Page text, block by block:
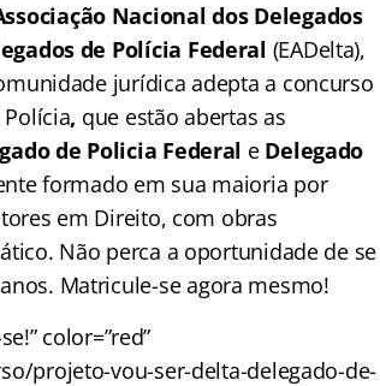
Nacional dos Delegados
de Polícia Federal (EADelta),
jurídica adepta a concurso
, que estão abertas as
de Policia Federal e Delegado
formado em sua maioria por
em Direito, com obras
Não perca a oportunidade de se
Matricule-se agora mesmo!
color=”red”
projeto-vou-ser-delta-delegado-de-